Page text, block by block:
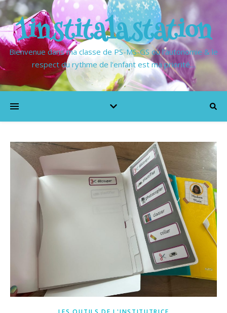
1institalastation
Bienvenue dans ma classe de PS-MS-GS où l'autonomie & le
respect du rythme de l'enfant est ma priorité…